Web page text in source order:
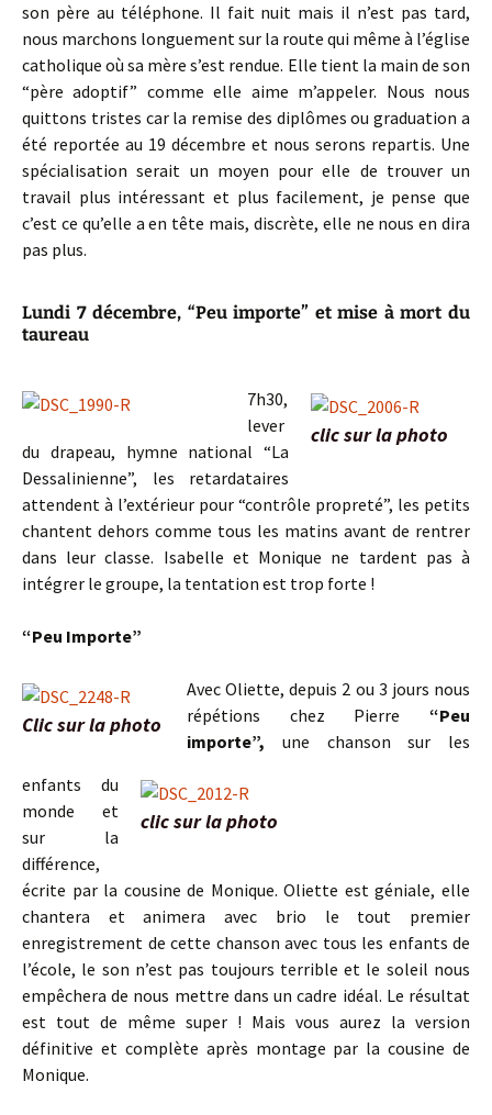
son père au téléphone. Il fait nuit mais il n’est pas tard,
nous marchons longuement sur la route qui même à l’église
catholique où sa mère s’est rendue. Elle tient la main de son
“père adoptif” comme elle aime m’appeler. Nous nous
quittons tristes car la remise des diplômes ou graduation a
été reportée au 19 décembre et nous serons repartis. Une
spécialisation serait un moyen pour elle de trouver un
travail plus intéressant et plus facilement, je pense que
c’est ce qu’elle a en tête mais, discrète, elle ne nous en dira
pas plus.
Lundi 7 décembre, “Peu importe” et mise à mort du
taureau
clic sur la photo
7h30,
lever
du drapeau, hymne national “La
Dessalinienne”, les retardataires
attendent à l’extérieur pour “contrôle propreté”, les petits
chantent dehors comme tous les matins avant de rentrer
dans leur classe. Isabelle et Monique ne tardent pas à
intégrer le groupe, la tentation est trop forte !
“Peu Importe”
Clic sur la photo
clic sur la photo
Avec Oliette, depuis 2 ou 3 jours nous
répétions chez Pierre “Peu
importe”, une chanson sur les
enfants du
monde et
sur la
différence,
écrite par la cousine de Monique. Oliette est géniale, elle
chantera et animera avec brio le tout premier
enregistrement de cette chanson avec tous les enfants de
l’école, le son n’est pas toujours terrible et le soleil nous
empêchera de nous mettre dans un cadre idéal. Le résultat
est tout de même super ! Mais vous aurez la version
définitive et complète après montage par la cousine de
Monique.